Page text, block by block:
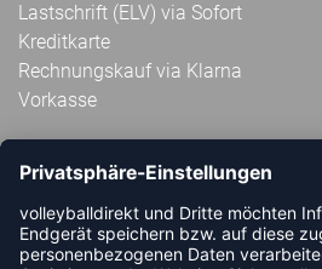
Lastschrift (ELV) via Sofort
Kreditkarte
Rechnungskauf via Klarna
Vorkasse
ABONNIERE JETZT DEN
VOLLEYBALLDIREKT-NEWSLETTER
NEUIGKEIT ODER AKTION MEHR.